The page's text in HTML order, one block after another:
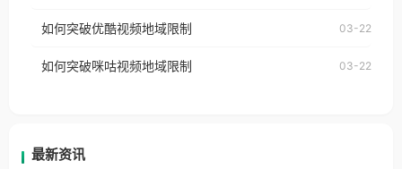
权限制所困扰。
制问题，且仅能在中国大陆地区播放。 遇到这个问题
户收听网易云音乐地区版权限制」的问题，无论人在
如何突破优酷视频地域限制 03-22
如何突破咪咕视频地域限制 03-22
最新资讯